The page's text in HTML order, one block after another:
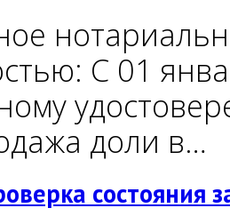
С 01
доли в…
состояния